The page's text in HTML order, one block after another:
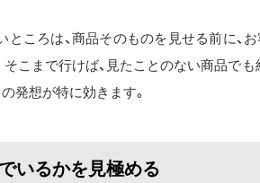
ところは、商品そのものを見せる前に、
そこまで行けば、見たことのない商品で
発想が特に効きます。
いるかを見極める